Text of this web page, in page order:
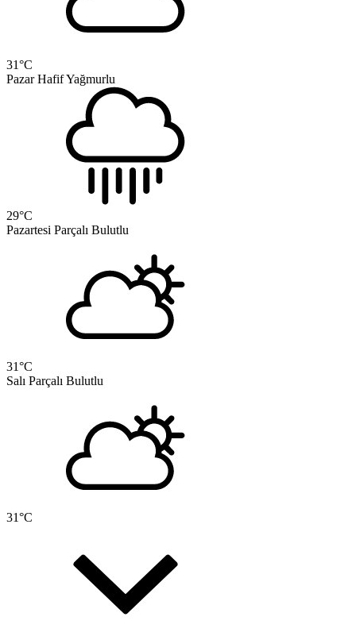
31°C
Pazar Hafif Yağmurlu
29°C
Pazartesi Parçalı Bulutlu
31°C
Salı Parçalı Bulutlu
31°C